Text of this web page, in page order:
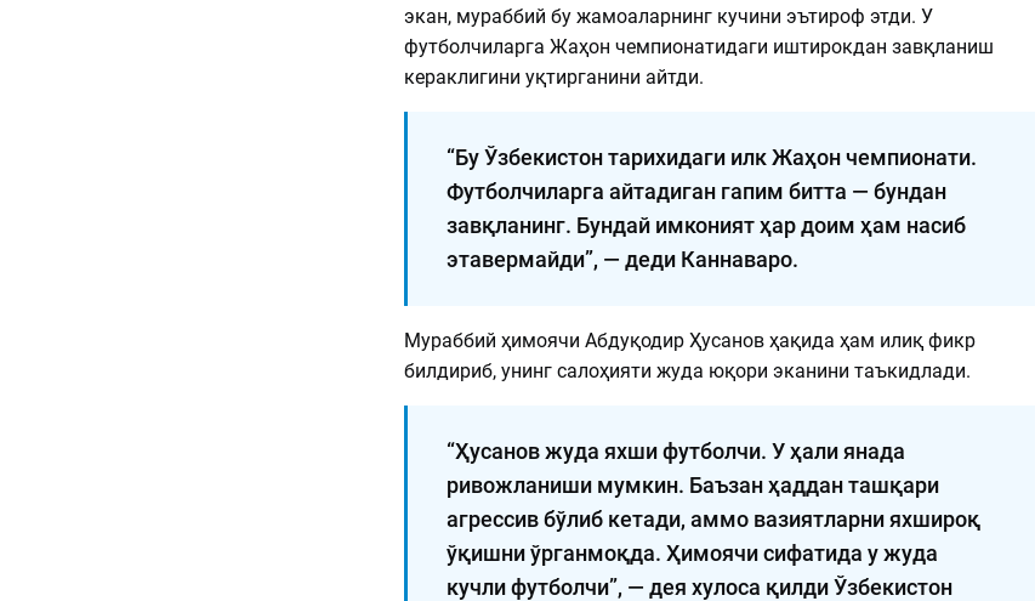
экан, мураббий бу жамоаларнинг кучини эътироф этди. У
футболчиларга Жаҳон чемпионатидаги иштирокдан завқланиш
кераклигини уқтирганини айтди.
“Бу Ўзбекистон тарихидаги илк Жаҳон чемпионати.
Футболчиларга айтадиган гапим битта — бундан
завқланинг. Бундай имконият ҳар доим ҳам насиб
этавермайди”, — деди Каннаваро.
Мураббий ҳимоячи Абдуқодир Ҳусанов ҳақида ҳам илиқ фикр
билдириб, унинг салоҳияти жуда юқори эканини таъкидлади.
“Ҳусанов жуда яхши футболчи. У ҳали янада
ривожланиши мумкин. Баъзан ҳаддан ташқари
агрессив бўлиб кетади, аммо вазиятларни яхшироқ
ўқишни ўрганмоқда. Ҳимоячи сифатида у жуда
кучли футболчи”, — дея хулоса қилди Ўзбекистон